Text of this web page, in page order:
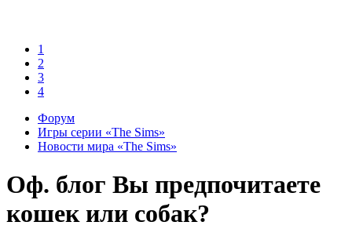
1
2
3
4
Форум
Игры серии «The Sims»
Новости мира «The Sims»
Оф. блог Вы предпочитаете
кошек или собак?